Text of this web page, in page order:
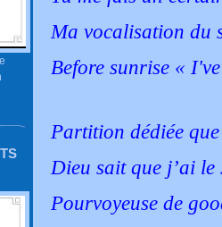
Ma vocalisation du
Before sunrise «
Partition dédiée que
Dieu sait que j’ai le
Pourvoyeuse de